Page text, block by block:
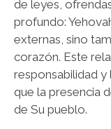
de leyes,
profundo:
externas, sino
corazón. Este
responsabilidad y
que la presencia
de Su pueblo.